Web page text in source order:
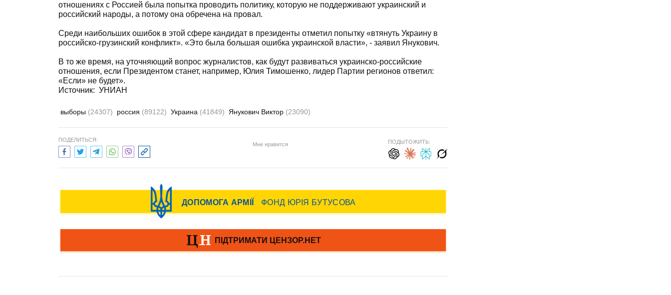
отношениях с Россией была попытка проводить политику, которую не поддерживают украинский и
российский народы, а потому она обречена на провал.
Среди наибольших ошибок в этой сфере кандидат в президенты отметил попытку «втянуть Украину в
российско-грузинский конфликт». «Это была большая ошибка украинской власти», - заявил Янукович.
В то же время, на уточняющий вопрос журналистов, как будут развиваться украинско-российские
отношения, если Президентом станет, например, Юлия Тимошенко, лидер Партии регионов ответил:
«Если» не будет».
Источник: УНИАН
выборы (24307) россия (89122) Украина (41849) Янукович Виктор (23090)
ПОДЕЛИТЬСЯ:
Мне нравится ПОДЫТОЖИТЬ: